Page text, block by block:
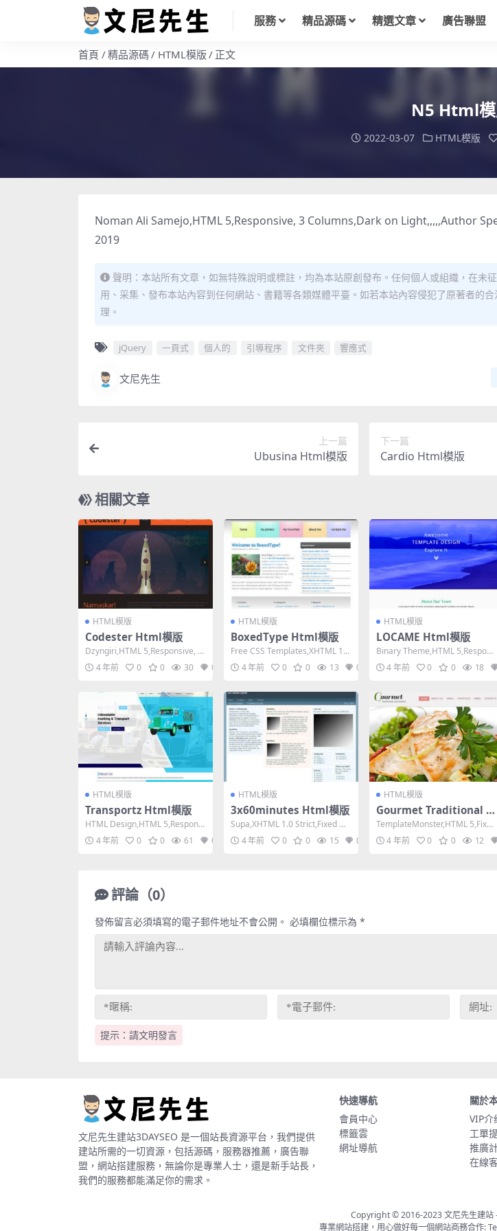
服務 精品源碼 精選文章 廣告聯盟
首頁 精品源碼 HTML模版 正文
N5 Html
2022-03-07 HTML模版
Noman Ali Samejo,HTML 5,Responsive, 3 Columns,Dark on Light,,,,,Author
2019
聲明：本站所有文章，如無特殊說明或標註，均為本站原創發布。任何個人或組織，在未
用、采集、發布本站內容到任何網站、書籍等各類媒體平臺。如若本站內容侵犯了原著者的
理。
jQuery 一頁式 個人的 引導程序 文件夾 響應式
文尼先生
上一篇
Ubusina Html模版
下一篇
Cardio Html模版
相關文章
HTML模版
Codester Html模版
Dzyngiri,HTML 5,Responsive, 2
Columns,Mi...
4 年前 0 0 30 0
HTML模版
BoxedType Html模版
Free CSS Templates,XHTML 1.0
Strict,Fixe...
4 年前 0 0 13 0
HTML模版
LOCAME Html模版
Binary Theme,HTML 5,Respons
ive, Mixed Co...
4 年前 0 0 18
HTML模版
Transportz Html模版
HTML Design,HTML 5,Responsi
ve, 4 Columns...
4 年前 0 0 61 0
HTML模版
3x60minutes Html模版
Supa,XHTML 1.0 Strict,Fixed Wi
dth, 3 Col...
4 年前 0 0 15 0
HTML模版
Gourmet Traditional R
estaurant Html模版
TemplateMonster,HTML 5,Fixed
Width, 2 Co...
4 年前 0 0 12
評論（0）
提示：請文明發言
發佈留言必須填寫的電子郵件地址不會公開。 必填欄位標示為 *
文尼先生建站3DAYSEO 是一個站長資源平台，我們提供
建站所需的一切資源，包括源碼，服務器推薦，廣告聯
盟，網站搭建服務，無論你是專業人士，還是新手站長，
我們的服務都能滿足你的需求。
快速導航
會員中心
標籤雲
網址導航
關於
VIP介
工單
推廣
在線
Copyright © 2016-2023文尼先生建站
專業網站搭建，用心做好每一個網站商務合作: